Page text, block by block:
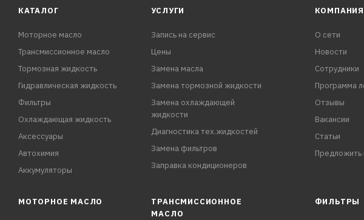
КАТАЛОГ
Моторное масло
Трансмиссионное масло
Тормозная жидкость
Гидравлическая жидкость
Фильтры
Охлаждающая жидкость
Аксессуары
Автохимия
Аккумуляторы
УСЛУГИ
Запись на сервис
Цены
Замена масла
Замена тормозной жидкости
Замена охлаждающей
жидкости
Диагностика тех.жидкостей
Замена фильтров
Заправка кондиционеров
КОМПАНИЯ
О сети
Новости
Сотрудники
Программа
Отзывы
Вакансии
Статьи
МОТОРНОЕ МАСЛО
ТРАНСМИССИОННОЕ
МАСЛО
ФИЛЬТРЫ